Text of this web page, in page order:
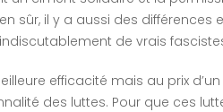
sûr, il y a aussi des
de vrais
efficacité mais au prix
des luttes. Pour que ces